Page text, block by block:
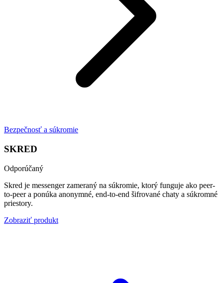
Bezpečnosť a súkromie
SKRED
Odporúčaný
Skred je messenger zameraný na súkromie, ktorý funguje ako peer-
to-peer a ponúka anonymné, end-to-end šifrované chaty a súkromné
priestory.
Zobraziť produkt